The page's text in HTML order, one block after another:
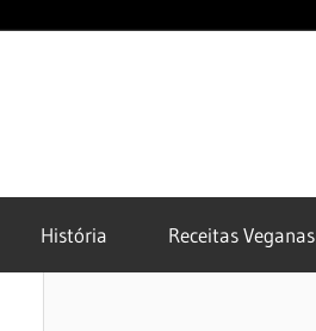
História Receitas Veganas